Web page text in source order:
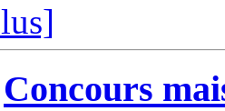
Concours